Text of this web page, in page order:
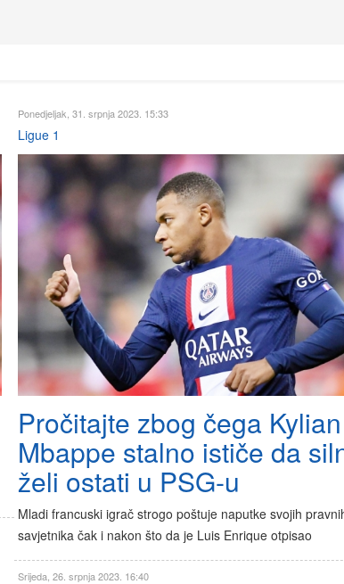
Ponedjeljak, 31. srpnja 2023. 15:33
Ligue 1
Pročitajte zbog čega Kylian
Mbappe stalno ističe da
želi ostati u PSG-u
Mladi francuski igrač strogo poštuje naputke svojih
savjetnika čak i nakon što da je Luis Enrique otpisao
Srijeda, 26. srpnja 2023. 16:40